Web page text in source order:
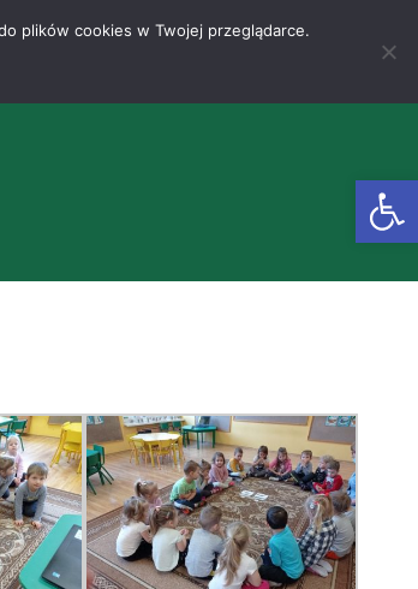
plików cookies w Twojej przeglądarce.